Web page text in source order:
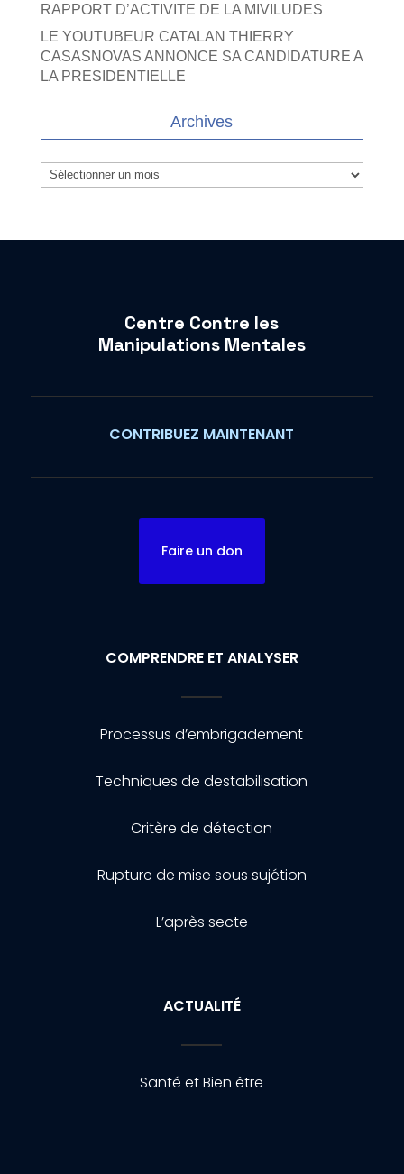
RAPPORT D’ACTIVITE DE LA MIVILUDES
LE YOUTUBEUR CATALAN THIERRY
CASASNOVAS ANNONCE SA CANDIDATURE A
LA PRESIDENTIELLE
Archives
Archives
Centre Contre les
Manipulations Mentales
CONTRIBUEZ MAINTENANT
Faire un don
COMPRENDRE ET ANALYSER
Processus d’embrigadement
Techniques de destabilisation
Critère de détection
Rupture de mise sous sujétion
L’après secte
ACTUALITÉ
Santé et Bien être